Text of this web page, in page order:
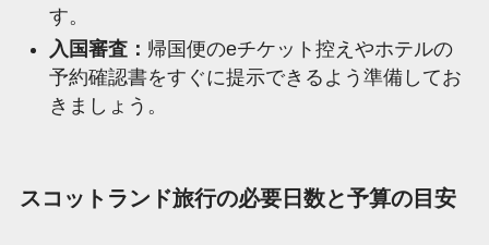
す。
入国審査： 帰国便のeチケット控えやホテルの
予約確認書をすぐに提示できるよう準備してお
きましょう。
スコットランド旅行の必要日数と予算の目安